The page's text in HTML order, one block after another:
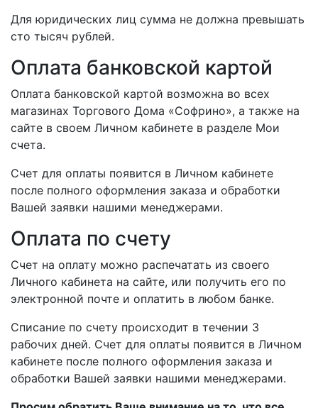
Для юридических лиц сумма не должна превышать
сто тысяч рублей.
Оплата банковской картой
Оплата банковской картой возможна во всех
магазинах Торгового Дома «Софрино», а также на
сайте в своем Личном кабинете в разделе Мои
счета.
Счет для оплаты появится в Личном кабинете
после полного оформления заказа и обработки
Вашей заявки нашими менеджерами.
Оплата по счету
Счет на оплату можно распечатать из своего
Личного кабинета на сайте, или получить его по
электронной почте и оплатить в любом банке.
Списание по счету происходит в течении 3
рабочих дней. Счет для оплаты появится в Личном
кабинете после полного оформления заказа и
обработки Вашей заявки нашими менеджерами.